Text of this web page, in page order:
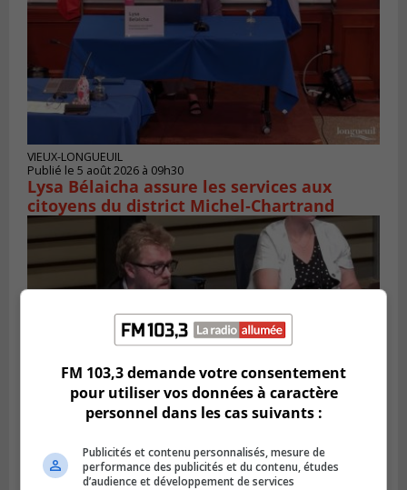
VIEUX-LONGUEUIL
Publié le 5 août 2026 à 09h30
Lysa Bélaicha assure les services aux
citoyens du district Michel‑Chartrand
LONGUEUIL
Publié le 4 août 2026 à 08h28
Longueuil demande de reporter une
FM 103,3 demande votre consentement
pour utiliser vos données à caractère
personnel dans les cas suivants :
Publicités et contenu personnalisés, mesure de
performance des publicités et du contenu, études
d’audience et développement de services